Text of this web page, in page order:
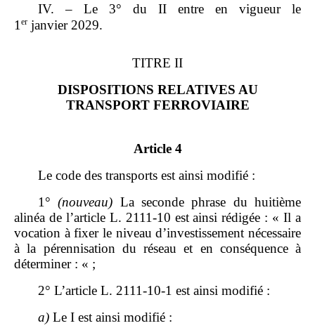
IV. – Le 3° du II entre en vigueur le
1 er janvier 2029.
TITRE II
DISPOSITIONS RELATIVES AU
TRANSPORT FERROVIAIRE
Article 4
Le code des transports est ainsi modifié :
1° (nouveau) La seconde phrase du huitième
alinéa de l’article L. 2111‑10 est ainsi rédigée : « Il a
vocation à fixer le niveau d’investissement nécessaire
à la pérennisation du réseau et en conséquence à
déterminer : « ;
2° L’article L. 2111‑10‑1 est ainsi modifié :
a) Le I est ainsi modifié :